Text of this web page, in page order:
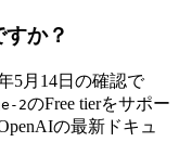
か？
5月14日の確認で
2のFree tierをサポー
の最新ドキュ